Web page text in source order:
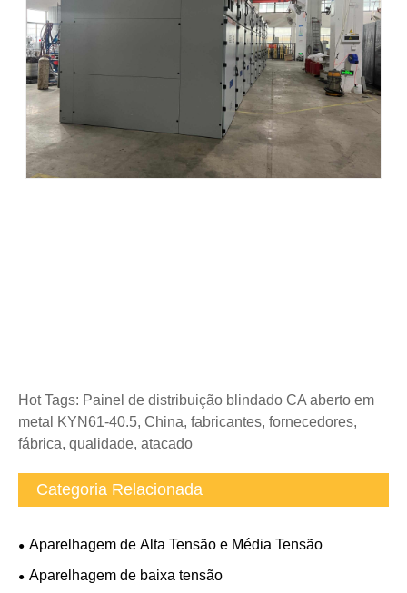
Hot Tags: Painel de distribuição blindado CA aberto em
metal KYN61-40.5, China, fabricantes, fornecedores,
fábrica, qualidade, atacado
Categoria Relacionada
Aparelhagem de Alta Tensão e Média Tensão
Aparelhagem de baixa tensão